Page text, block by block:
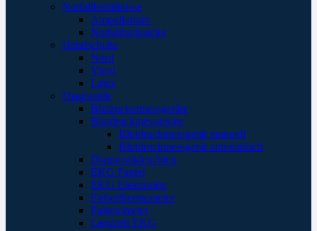
Notfallbehältnisse
Ampullarium
Notfallrucksäcke
Handschuhe
Nitril
Vinyl
Latex
Diagnostik
Blutzuckermessgeräte
Blutdruckmessgeräte
Blutdruckmessgerät manuell
Blutdruckmessgerät automatisch
Diagnostikleuchten
EKG Papier
EKG Elektroden
Fieberthermometer
Pulsoximeter
Langzeit EKG